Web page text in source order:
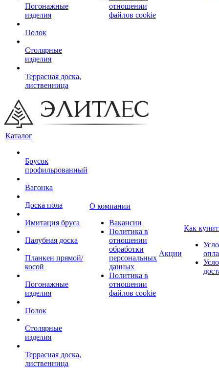
Погонажные
изделия
Полок
Столярные
изделия
Террасная доска,
лиственница
отношении
файлов cookie
Каталог
Брусок
профильрованный
Вагонка
Доска пола
Имитация бруса
Палубная доска
Планкен прямой/
косой
Погонажные
изделия
Полок
Столярные
изделия
Террасная доска,
лиственница
О компании
Вакансии
Политика в
отношении
обработки
персональных
данных
Политика в
отношении
файлов cookie
Акции
Как